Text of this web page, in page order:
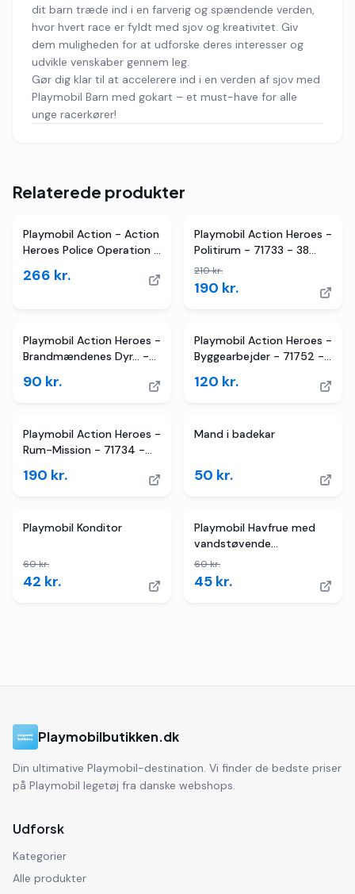
dit barn træde ind i en farverig og spændende verden,
hvor hvert race er fyldt med sjov og kreativitet. Giv
dem muligheden for at udforske deres interesser og
udvikle venskaber gennem leg.
Gør dig klar til at accelerere ind i en verden af sjov med
Playmobil Barn med gokart – et must-have for alle
unge racerkører!
Relaterede produkter
Playmobil Action - Action
Heroes Police Operation -
266 kr.
TILBUD
2butikker
Playmobil Action Heroes -
Politirum - 71733 - 38
Dele
210kr.
190 kr.
Playmobil Action Heroes -
Brandmændenes Dyr... -
90 kr.
Playmobil Action Heroes -
Byggearbejder - 71752 -
120 kr.
Playmobil Action Heroes -
Rum-Mission - 71734 -
190 kr.
Mand i badekar
50 kr.
2butikker
Playmobil Konditor
60kr.
42 kr.
TILBUD
2butikker
Playmobil Havfrue med
vandstøvende
blæksprutte
60kr.
45 kr.
Playmobilbutikken.dk
Din ultimative Playmobil-destination. Vi finder de bedste priser
på Playmobil legetøj fra danske webshops.
Udforsk
Kategorier
Alle produkter